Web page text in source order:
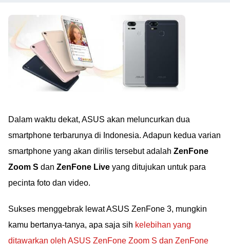
Dalam waktu dekat, ASUS akan meluncurkan dua
smartphone terbarunya di Indonesia. Adapun kedua varian
smartphone yang akan dirilis tersebut adalah ZenFone
Zoom S dan ZenFone Live yang ditujukan untuk para
pecinta foto dan video.
Sukses menggebrak lewat ASUS ZenFone 3, mungkin
kamu bertanya-tanya, apa saja sih kelebihan yang
ditawarkan oleh ASUS ZenFone Zoom S dan ZenFone